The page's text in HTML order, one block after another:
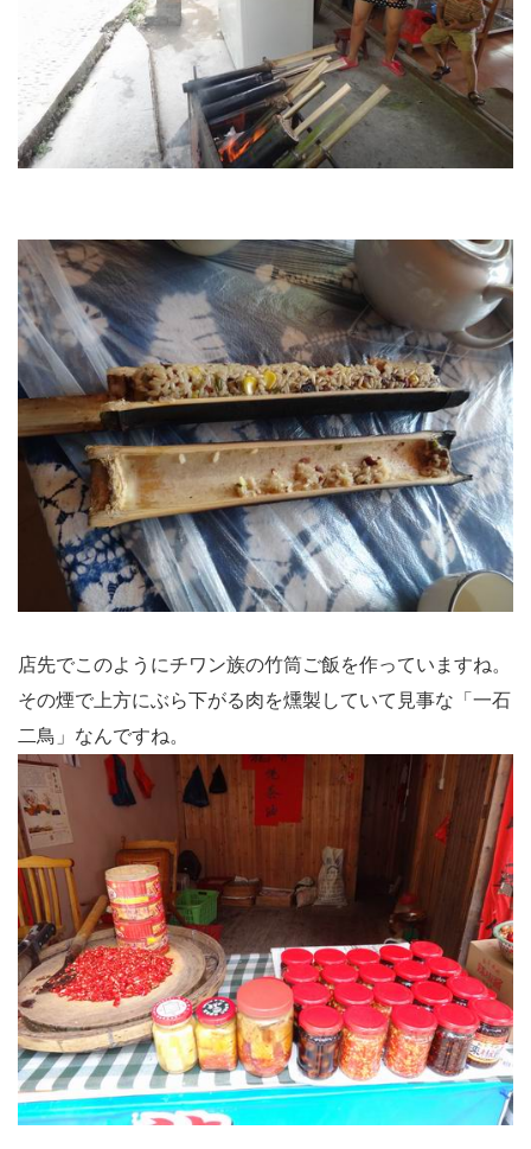
店先でこのようにチワン族の竹筒ご飯を作っていますね。
その煙で上方にぶら下がる肉を燻製していて見事な「一石
二鳥」なんですね。